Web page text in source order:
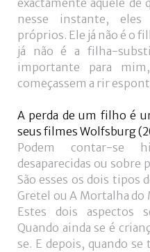
exactamente aquele de
nesse instante, eles
próprios. Ele já não é o
já não é a filha-
importante para
começassem a rir
A perda de um filho é
seus filmes Wolfsburg
Podem contar-se
desaparecidas ou sobre
São esses os dois tipos
Gretel ou A Mortalha
Estes dois aspectos
Quando ainda se é
se. E depois, quando